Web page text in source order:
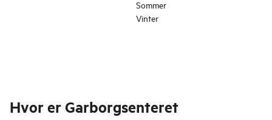
Sommer
Vinter
Hvor er Garborgsenteret